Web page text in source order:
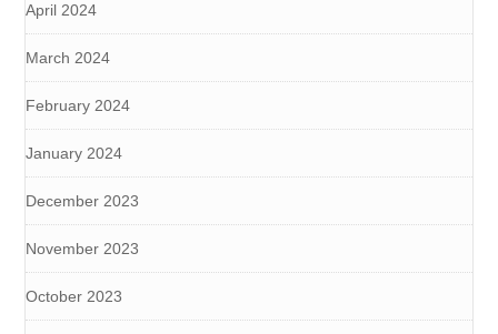
April 2024
March 2024
February 2024
January 2024
December 2023
November 2023
October 2023